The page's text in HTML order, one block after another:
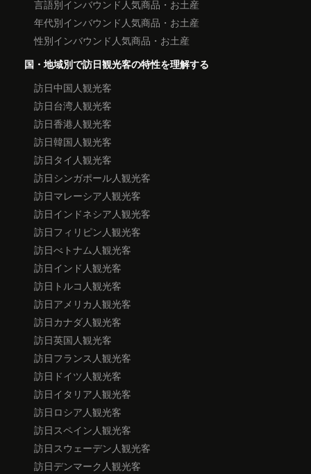
言語別インバウンド人気商品・お土産
年代別インバウンド人気商品・お土産
性別インバウンド人気商品・お土産
国・地域別で訪日観光客の特性を理解する
訪日中国人観光客
訪日台湾人観光客
訪日香港人観光客
訪日韓国人観光客
訪日タイ人観光客
訪日シンガポール人観光客
訪日マレーシア人観光客
訪日インドネシア人観光客
訪日フィリピン人観光客
訪日べトナム人観光客
訪日インド人観光客
訪日トルコ人観光客
訪日アメリカ人観光客
訪日カナダ人観光客
訪日英国人観光客
訪日フランス人観光客
訪日ドイツ人観光客
訪日イタリア人観光客
訪日ロシア人観光客
訪日スペイン人観光客
訪日スウェーデン人観光客
訪日デンマーク人観光客